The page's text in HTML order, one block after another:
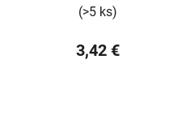
(>5 ks)
3,42 €